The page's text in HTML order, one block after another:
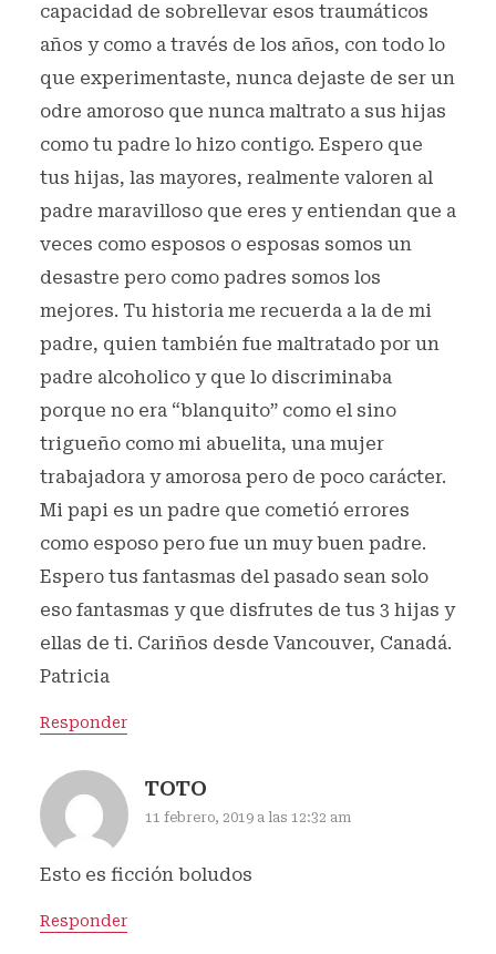
capacidad de sobrellevar esos traumáticos
años y como a través de los años, con todo lo
que experimentaste, nunca dejaste de ser un
odre amoroso que nunca maltrato a sus hijas
como tu padre lo hizo contigo. Espero que
tus hijas, las mayores, realmente valoren al
padre maravilloso que eres y entiendan que a
veces como esposos o esposas somos un
desastre pero como padres somos los
mejores. Tu historia me recuerda a la de mi
padre, quien también fue maltratado por un
padre alcoholico y que lo discriminaba
porque no era “blanquito” como el sino
trigueño como mi abuelita, una mujer
trabajadora y amorosa pero de poco carácter.
Mi papi es un padre que cometió errores
como esposo pero fue un muy buen padre.
Espero tus fantasmas del pasado sean solo
eso fantasmas y que disfrutes de tus 3 hijas y
ellas de ti. Cariños desde Vancouver, Canadá.
Patricia
Responder
TOTO
11 febrero, 2019 a las 12:32 am
Esto es ficción boludos
Responder